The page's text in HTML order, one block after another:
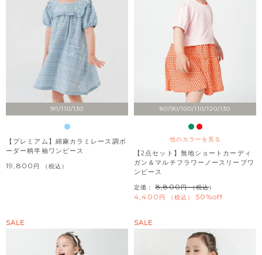
90/110/130
【プレミアム】綿麻カラミレース調ボ
ーダー柄半袖ワンピース
19,800 税込
80/90/100/110/120/130
他のカラーを見る
【2点セット】無地ショートカーディ
ガン＆マルチフラワーノースリーブワ
ンピース
定価： 8,800 （税込）
4,400 税込 50%off
SALE SALE